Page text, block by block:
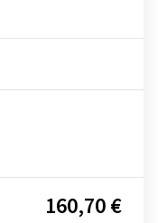
160,70 €